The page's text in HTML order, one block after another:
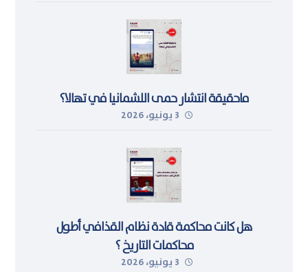
ماحقيقة انتشار حمى اللشمانيا في تهالا؟
3 يونيو، 2026
هل كانت محاكمة قادة نظام القذافي أطول
محاكمات التاريخ ؟
3 يونيو، 2026